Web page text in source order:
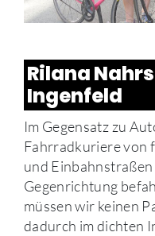
Rilana
Ingenfeld
Im Gegensatz zu
Fahrradkuriere von
und
Gegenrichtung
müssen wir keinen
dadurch im dichten